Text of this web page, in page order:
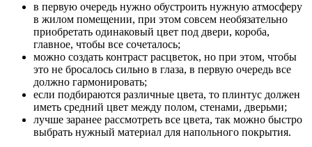
в первую очередь нужно обустроить нужную атмосферу
в жилом помещении, при этом совсем необязательно
приобретать одинаковый цвет под двери, короба,
главное, чтобы все сочеталось;
можно создать контраст расцветок, но при этом, чтобы
это не бросалось сильно в глаза, в первую очередь все
должно гармонировать;
если подбираются различные цвета, то плинтус должен
иметь средний цвет между полом, стенами, дверьми;
лучше заранее рассмотреть все цвета, так можно быстро
выбрать нужный материал для напольного покрытия.